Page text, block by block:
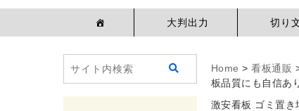
大判出力 切り
Home > 看板通販
板品質にも自信あ
激安看板 ゴミ置